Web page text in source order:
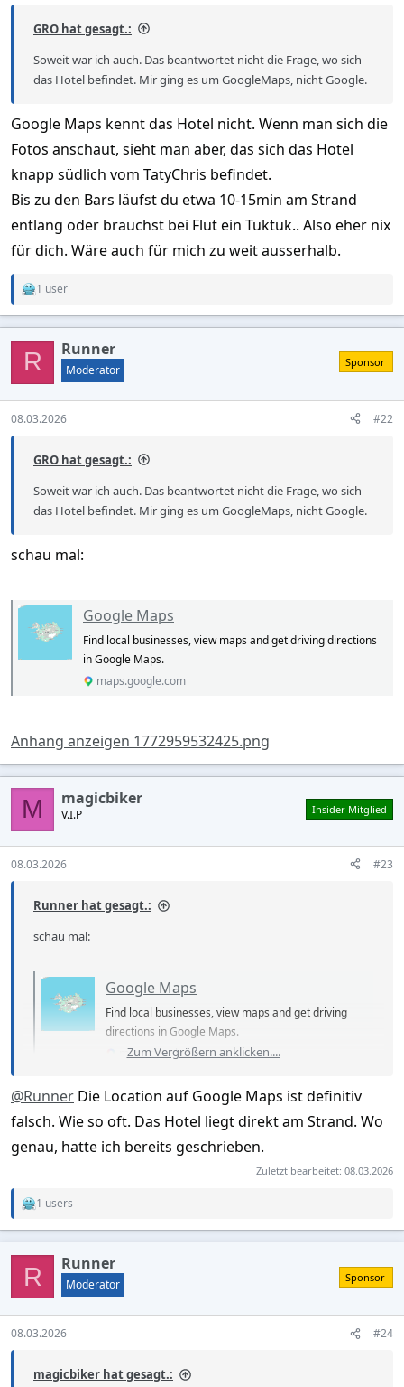
GRO hat gesagt.:
Soweit war ich auch. Das beantwortet nicht die Frage, wo sich
das Hotel befindet. Mir ging es um GoogleMaps, nicht Google.
Google Maps kennt das Hotel nicht. Wenn man sich die
Fotos anschaut, sieht man aber, das sich das Hotel
knapp südlich vom TatyChris befindet.
Bis zu den Bars läufst du etwa 10-15min am Strand
entlang oder brauchst bei Flut ein Tuktuk.. Also eher nix
für dich. Wäre auch für mich zu weit ausserhalb.
R
c
o
:
1 user
R Runner
Moderator Sponsor
08.03.2026 #22
GRO hat gesagt.:
Soweit war ich auch. Das beantwortet nicht die Frage, wo sich
das Hotel befindet. Mir ging es um GoogleMaps, nicht Google.
schau mal:
Google Maps
Find local businesses, view maps and get driving directions
in Google Maps.
maps.google.com
Anhang anzeigen 1772959532425.png
M magicbiker
V.I.P Insider Mitglied
08.03.2026 #23
Runner hat gesagt.:
schau mal:
Google Maps
Find local businesses, view maps and get driving
directions in Google Maps.
maps.google.com
Anhang anzeigen 1772959532425.png
Zum Vergrößern anklicken....
@Runner Die Location auf Google Maps ist definitiv
falsch. Wie so oft. Das Hotel liegt direkt am Strand. Wo
genau, hatte ich bereits geschrieben.
Zuletzt bearbeitet: 08.03.2026
R
a
c
o
:
1 users
R Runner
Moderator Sponsor
08.03.2026 #24
magicbiker hat gesagt.: